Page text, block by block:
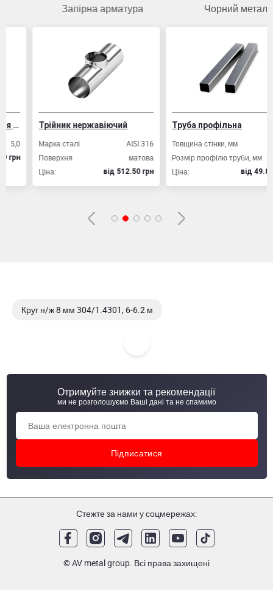
Запірна арматура
Трійник нержавіючий
Марка сталі
AISI 316
Поверхня
матова
вiд 512.50 грн
Чорний метал
Труба профільна
Товщина стінки, мм
Розмір профілю труби, мм 20х20
Ціна:
вiд 49.80 грн
Круг н/ж 8 мм 304/1.4301, 6-6.2 м
Круг н/ж 10 мм 316/316L/1.4401/1.4404, 6-6.2 м
Отримуйте знижки та рекомендації
ми не розголошуємо Ваші дані та не спамимо
Стежте за нами у соцмережах:
© AV metal group. Всі права захищені